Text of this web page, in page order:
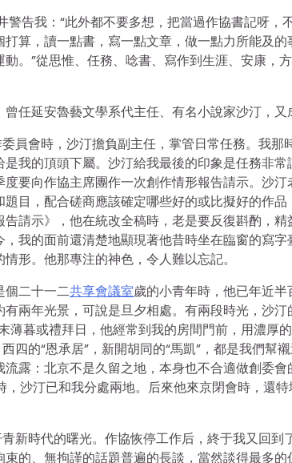
告我：“此外都不要多想，把當過作協書記呀
算，讀一點書，寫一點文章，做一點力所能及
。”從思惟、任務、唸書、寫作到生涯、安康，
任延安魯藝文學系代主任、有名小說家沙汀，又
員會時，沙汀擔負副主任，掌管日常任務。我
我的頂頭下屬。沙汀給我最後的印象是任務非
要向作協主席團作一次創作情形報告請示。沙
目，配合磋商應該確定哪些好的或比擬好的作
請示》，他在統改全稿時，老是要反復斟酌，精
我的面前還清楚地顯現著他昔時坐在臨窗的寫
形。他那專注的神色，令人難以忘記。
個二十一二共享會議室歲的小青年時，他已年近
兩年光景，可說是旦夕相處。有兩段時光，沙
薄暮或禮拜日，他經常到我的房間門前，用濃厚
四的“恩承居”，新開胡同的“馬凱”，都是我們幫
露：北京不是久留之地，本身也不合適做創委
沙汀已和我分處兩地。后來他來京閉會時，還特
新時代的曙光。作協恢停工作后，終于我又回
的、無拘謹的話題普遍的長談，當然談得最多的